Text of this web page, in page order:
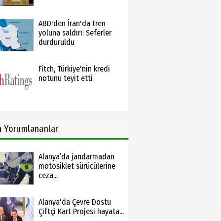
ABD'den İran'da tren
yoluna saldırı: Seferler
durduruldu
Fitch, Türkiye'nin kredi
notunu teyit etti
Yorumlananlar
Alanya’da jandarmadan
motosiklet sürücülerine
ceza...
Alanya'da Çevre Dostu
Çiftçi Kart Projesi hayata...